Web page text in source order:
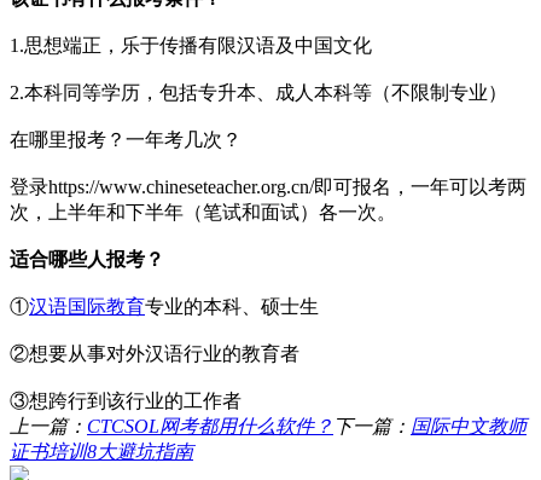
1.思想端正，乐于传播有限汉语及中国文化
2.本科同等学历，包括专升本、成人本科等（不限制专业）
在哪里报考？一年考几次？
登录https://www.chineseteacher.org.cn/即可报名，一年可以考两
次，上半年和下半年（笔试和面试）各一次。
适合哪些人报考？
①汉语国际教育专业的本科、硕士生
②想要从事对外汉语行业的教育者
③想跨行到该行业的工作者
上一篇： CTCSOL网考都用什么软件？ 下一篇： 国际中文教师
证书培训8大避坑指南